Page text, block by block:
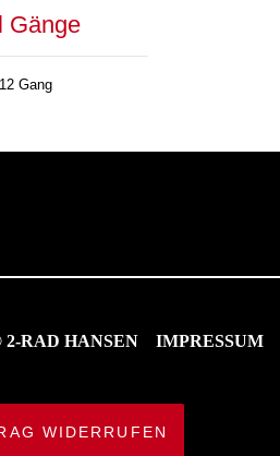
Gänge
12 Gang
2-RAD HANSEN IMPRESSUM
WIDERRUFEN